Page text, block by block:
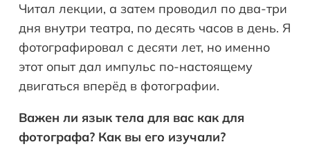
Читал лекции, а затем проводил по два-три
дня внутри театра, по десять часов в день. Я
фотографировал с десяти лет, но именно
этот опыт дал импульс по-настоящему
двигаться вперёд в фотографии.
Важен ли язык тела для вас как для
фотографа? Как вы его изучали?